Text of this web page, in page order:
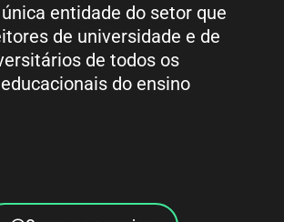
única entidade do setor que
de universidade e de
de todos os
do ensino